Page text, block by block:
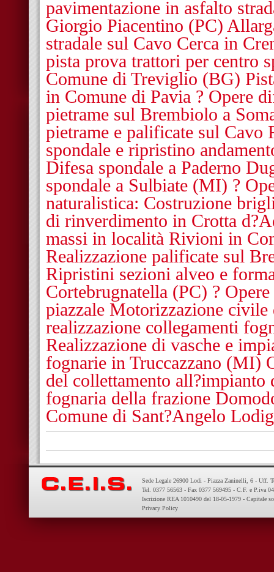
pavimentazione in asfalto
Giorgio Piacentino (PC)
stradale sul Cavo Cerca in
pista prova trattori per centro
Comune di Treviglio (BG)
in Comune di Pavia ? Opere
pietrame sul Brembiolo a
pietrame e palificate sul Cavo
spondale e ripristino
Difesa spondale a Paderno
spondale a Sulbiate (MI) ?
naturalistica: Costruzione
di rinverdimento in Crotta
massi in località Rivioni in
Realizzazione palificate sul
Ripristini sezioni alveo e
Cortebrugnatella (PC) ?
piazzale Motorizzazione
realizzazione collegamenti
Realizzazione di vasche e
fognarie in Truccazzano (MI)
del collettamento all?impianto
fognaria della frazione
Comune di Sant?Angelo
Sede Legale 26900 Lodi - Piazza Zaninelli, 6 - Uff.
Tel. 0377 56563 - Fax 0377 569495 - C.F. e P.iva
Iscrizione REA 1010490 del 18-05-1979 - Capitale
Privacy Policy